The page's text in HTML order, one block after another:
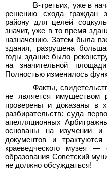
В-третьих, уже в
решению схода граждан
району для целей
значит, уже в то время
назначению. Затем была
здания, разрушена
годы здание было
на значительной
Полностью изменилось
Факты,
не является имуществом
проверены и доказаны в
разбирательств: суда
апелляционных
основаны на изучении и
документов и трактуются
краеведческого музея —
образования Советский
не должно обсуждаться!